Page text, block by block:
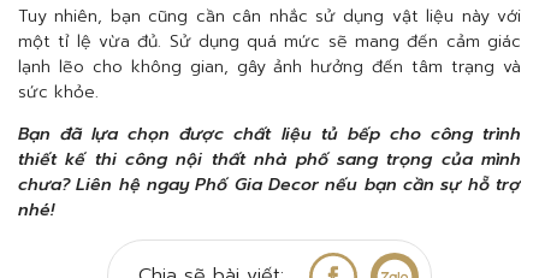
Tuy nhiên, bạn cũng cần cân nhắc sử dụng vật liệu này với
một tỉ lệ vừa đủ. Sử dụng quá mức sẽ mang đến cảm giác
lạnh lẽo cho không gian, gây ảnh hưởng đến tâm trạng và
sức khỏe.
Bạn đã lựa chọn được chất liệu tủ bếp cho công trình
thiết kế thi công nội thất nhà phố sang trọng của mình
chưa? Liên hệ ngay Phố Gia Decor nếu bạn cần sự hỗ trợ
nhé!